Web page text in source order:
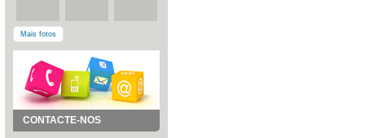
Mais fotos
CONTACTE-NOS